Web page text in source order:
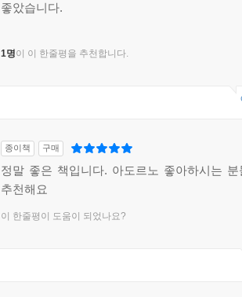
좋았습니다.
1명이 이 한줄평을 추천합니다.
종이책 구매
정말 좋은 책입니다. 아도르노 좋아하시는
추천해요
이 한줄평이 도움이 되었나요?